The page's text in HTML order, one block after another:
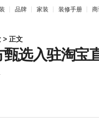
品牌 家装 装修手册
> 正文
甄选入驻淘宝